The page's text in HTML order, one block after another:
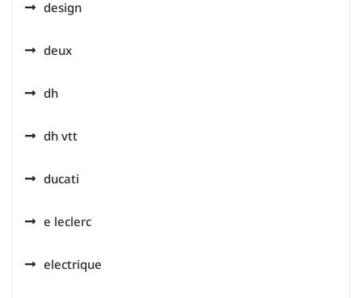
design
deux
dh
dh vtt
ducati
e leclerc
electrique